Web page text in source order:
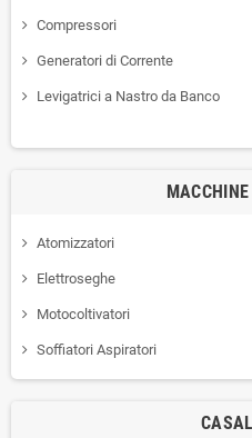
Compressori
Generatori di Corrente
Levigatrici a Nastro da Banco
Atomizzatori
Elettroseghe
Motocoltivatori
Soffiatori Aspiratori